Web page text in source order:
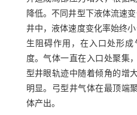
降低。不同井型下液体流速
井中，液体速度变化率始终
生阻碍作用，在入口处形
度。气体一直在入口处聚集
型井眼轨迹中随着倾角的增
明显。弓型井气体在最顶端
体产出。